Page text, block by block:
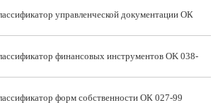
управленческой документации ОК
финансовых инструментов OK 038-
форм собственности ОК 027-99